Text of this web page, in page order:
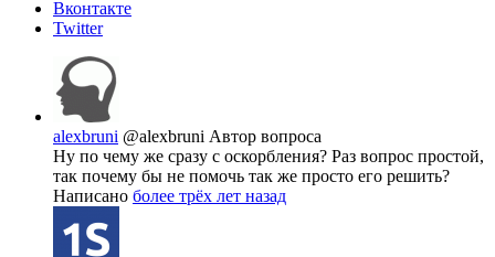
Вконтакте
Twitter
alexbruni @alexbruni Автор вопроса
Ну по чему же сразу с оскорбления? Раз вопрос простой,
так почему бы не помочь так же просто его решить?
Написано более трёх лет назад